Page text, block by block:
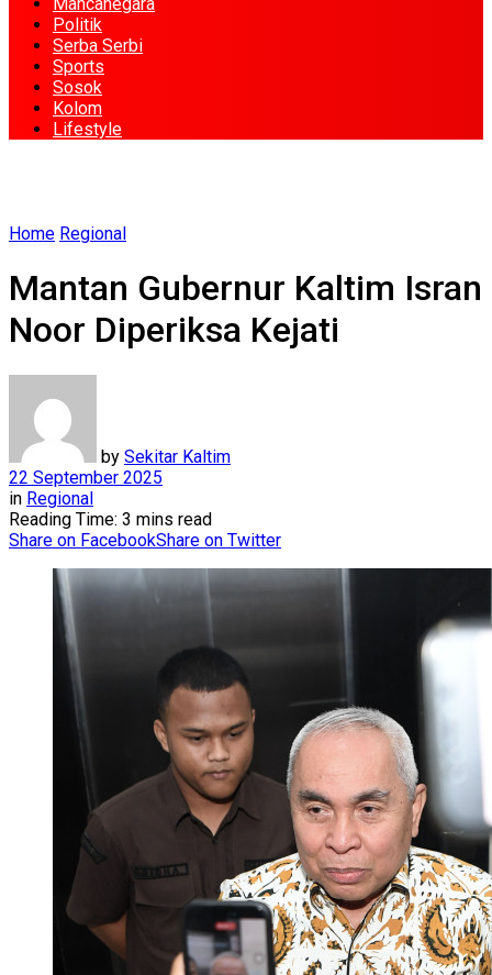
Politik
Serba Serbi
Sports
Sosok
Kolom
Lifestyle
Home Regional
Mantan Gubernur Kaltim Isran
Noor Diperiksa Kejati
by Sekitar Kaltim
22 September 2025
in Regional
Reading Time: 3 mins read
Share on FacebookShare on Twitter